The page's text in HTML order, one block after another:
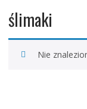
ślimaki
Nie